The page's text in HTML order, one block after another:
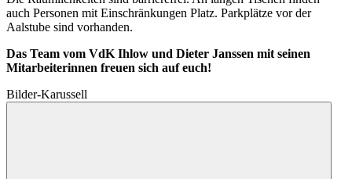
auch Personen mit Einschränkungen Platz. Parkplätze vor der
Aalstube sind vorhanden.
Das Team vom VdK Ihlow und Dieter Janssen mit seinen
Mitarbeiterinnen freuen sich auf euch!
Bilder-Karussell